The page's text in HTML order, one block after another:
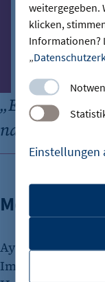
weitergegeben.
klicken,
Informationen?
„
Einstellungen
etracker
„Es gibt eine
nachhaltige
Aygül Özkan
Ausschusses
Mehr
Aygül Özkan,
Immobilien